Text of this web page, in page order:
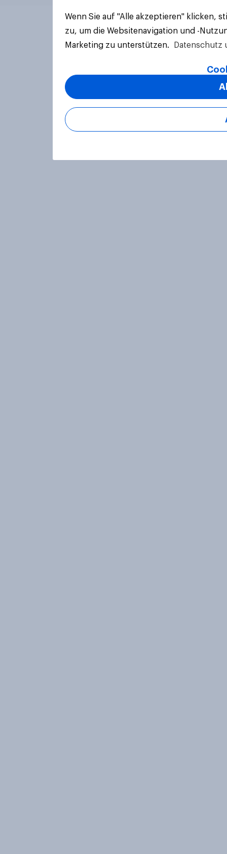
Wenn Sie auf "Alle akzeptieren" klicken,
zu, um die Websitenavigation und -
Marketing zu unterstützen.
Datenschutz